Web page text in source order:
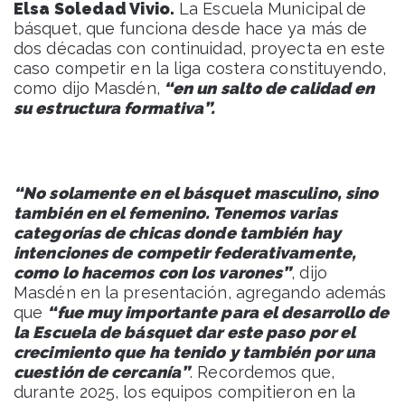
Elsa Soledad Vivio. La Escuela Municipal de
básquet, que funciona desde hace ya más de
dos décadas con continuidad, proyecta en este
caso competir en la liga costera constituyendo,
como dijo Masdén, “en un salto de calidad en
su estructura formativa”.
“No solamente en el básquet masculino, sino
también en el femenino. Tenemos varias
categorías de chicas donde también hay
intenciones de competir federativamente,
como lo hacemos con los varones”, dijo
Masdén en la presentación, agregando además
que “fue muy importante para el desarrollo de
la Escuela de básquet dar este paso por el
crecimiento que ha tenido y también por una
cuestión de cercanía”. Recordemos que,
durante 2025, los equipos compitieron en la